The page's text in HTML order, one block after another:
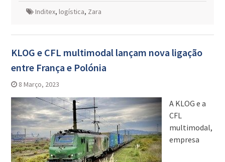
Inditex, logística, Zara
KLOG e CFL multimodal lançam nova ligação
entre França e Polónia
8 Março, 2023
A KLOG e a
CFL
multimodal,
empresa